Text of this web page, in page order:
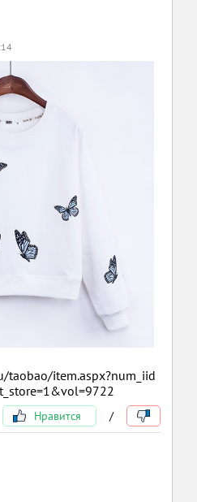
item.aspx?num_iid
Нравится /